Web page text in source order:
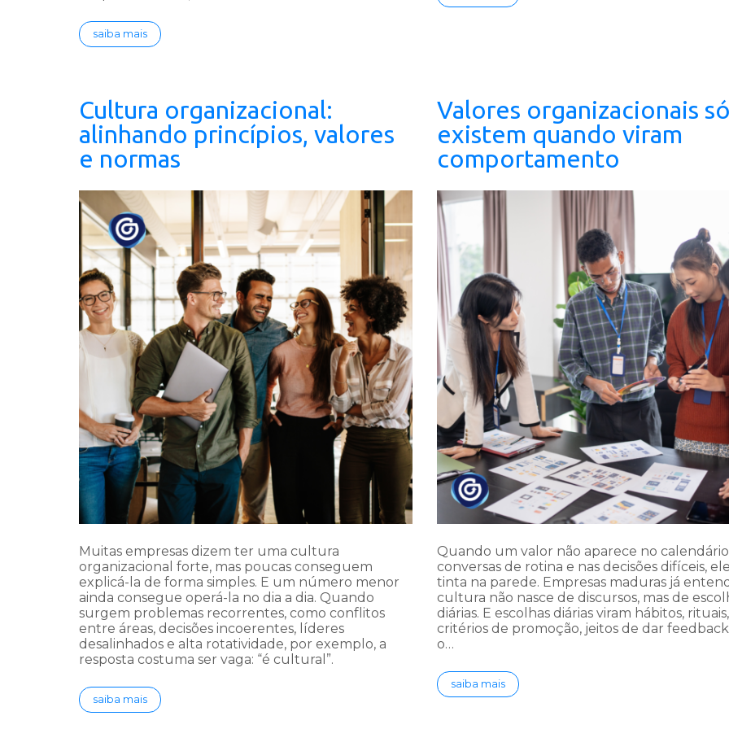
saiba mais
Cultura organizacional:
alinhando princípios, valores
e normas
Muitas empresas dizem ter uma cultura
organizacional forte, mas poucas conseguem
explicá-la de forma simples. E um número menor
ainda consegue operá-la no dia a dia. Quando
surgem problemas recorrentes, como conflitos
entre áreas, decisões incoerentes, líderes
desalinhados e alta rotatividade, por exemplo, a
resposta costuma ser vaga: “é cultural”.
saiba mais
Valores organizacionais
existem quando viram
comportamento
Quando um valor não aparece no
conversas de rotina e nas decisões difíceis,
tinta na parede. Empresas maduras já
cultura não nasce de discursos, mas de
diárias. E escolhas diárias viram hábitos, rituais,
critérios de promoção, jeitos de dar
o…
saiba mais